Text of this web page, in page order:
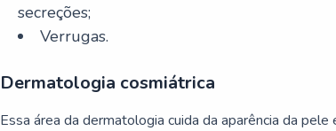
secreções;
Verrugas.
Dermatologia cosmiátrica
Essa área da dermatologia cuida da aparência da